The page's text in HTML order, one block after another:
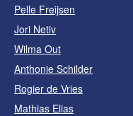
Pelle Freijsen
Jori Netiv
Wilma Out
Anthonie Schilder
Rogier de Vries
Mathias Elias